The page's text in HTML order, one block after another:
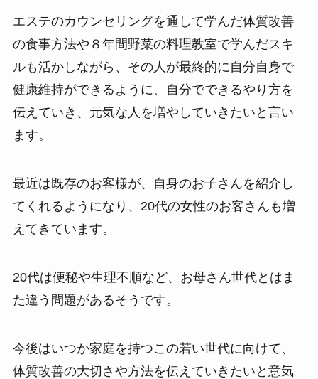
エステのカウンセリングを通して学んだ体質改善
の食事方法や８年間野菜の料理教室で学んだスキ
ルも活かしながら、その人が最終的に自分自身で
健康維持ができるように、自分でできるやり方を
伝えていき、元気な人を増やしていきたいと言い
ます。
最近は既存のお客様が、自身のお子さんを紹介し
てくれるようになり、20代の女性のお客さんも増
えてきています。
20代は便秘や生理不順など、お母さん世代とはま
た違う問題があるそうです。
今後はいつか家庭を持つこの若い世代に向けて、
体質改善の大切さや方法を伝えていきたいと意気